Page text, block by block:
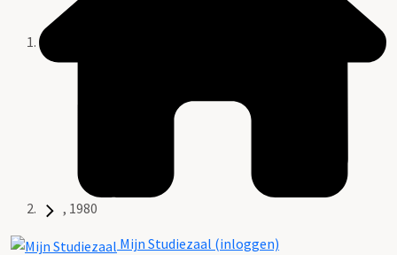
, 1980
Mijn Studiezaal (inloggen)